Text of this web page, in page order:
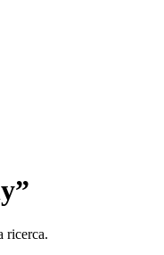
ricerca.